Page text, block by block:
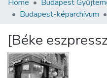
Communities &
Statistics
About us
Home Budapest
Budapest-képarchívum
[Béke